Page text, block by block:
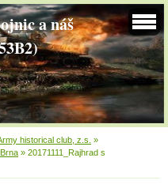
a náš
historical club, z.s. »
» 20171111_Rajhrad s